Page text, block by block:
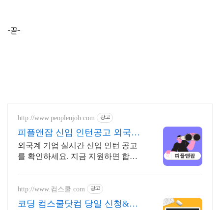
-끝-
http://www.peoplenjob.com 광고
피플앤잡 신입 인턴공고 외국계
1000대기업
외국계 기업 실시간 신입 인턴 공고
를 확인하세요. 지금 지원하면 합격
http://www.컴스쿨.com 광고
코딩 컴스쿨닷컴 당일 신청&결